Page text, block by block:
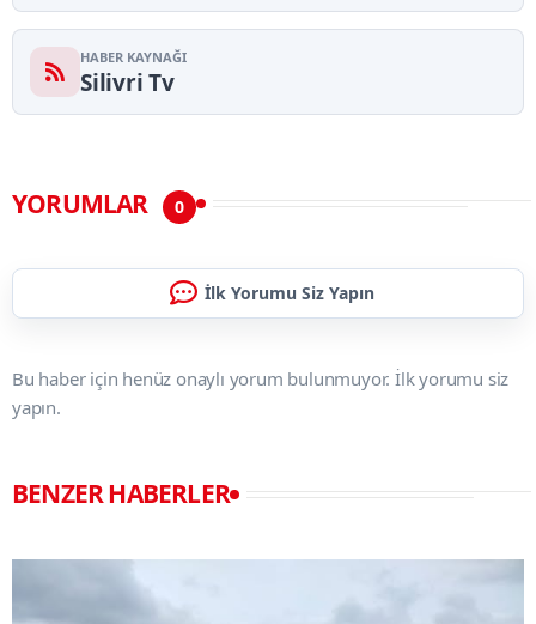
HABER KAYNAĞI
Silivri Tv
YORUMLAR 0
İlk Yorumu Siz Yapın
Bu haber için henüz onaylı yorum bulunmuyor. İlk yorumu siz
yapın.
BENZER HABERLER